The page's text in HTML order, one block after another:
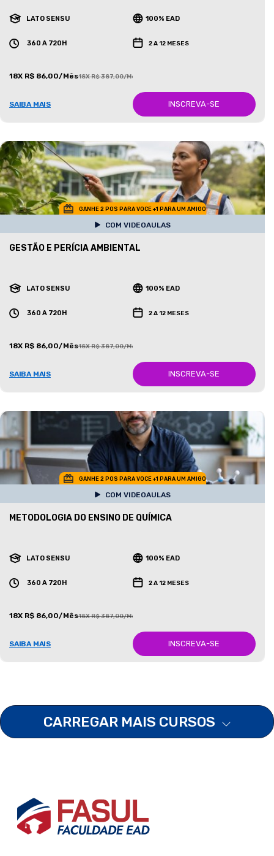
LATO SENSU 100% EAD
360 A 720H 2 A 12 MESES
18X R$ 86,00/Mês18X R$ 387,00/Mês
SAIBA MAIS INSCREVA-SE
GANHE 2 POS PARA VOCE +1 PARA UM AMIGO
COM VIDEOAULAS
GESTÃO E PERÍCIA AMBIENTAL
LATO SENSU 100% EAD
360 A 720H 2 A 12 MESES
18X R$ 86,00/Mês18X R$ 387,00/Mês
SAIBA MAIS INSCREVA-SE
GANHE 2 POS PARA VOCE +1 PARA UM AMIGO
COM VIDEOAULAS
METODOLOGIA DO ENSINO DE QUÍMICA
LATO SENSU 100% EAD
360 A 720H 2 A 12 MESES
18X R$ 86,00/Mês18X R$ 387,00/Mês
SAIBA MAIS INSCREVA-SE
CARREGAR MAIS CURSOS